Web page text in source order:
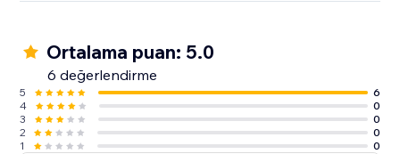
Ortalama puan: 5.0
6 değerlendirme
5
6
4
0
3
0
2
0
1
0